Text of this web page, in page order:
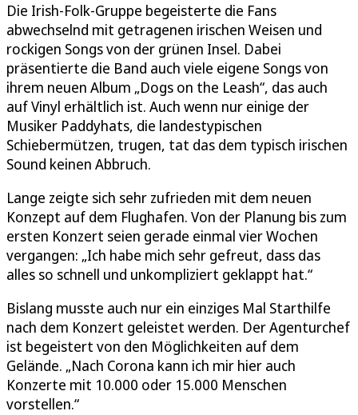
Die Irish-Folk-Gruppe begeisterte die Fans
abwechselnd mit getragenen irischen Weisen und
rockigen Songs von der grünen Insel. Dabei
präsentierte die Band auch viele eigene Songs von
ihrem neuen Album „Dogs on the Leash“, das auch
auf Vinyl erhältlich ist. Auch wenn nur einige der
Musiker Paddyhats, die landestypischen
Schiebermützen, trugen, tat das dem typisch irischen
Sound keinen Abbruch.
Lange zeigte sich sehr zufrieden mit dem neuen
Konzept auf dem Flughafen. Von der Planung bis zum
ersten Konzert seien gerade einmal vier Wochen
vergangen: „Ich habe mich sehr gefreut, dass das
alles so schnell und unkompliziert geklappt hat.“
Bislang musste auch nur ein einziges Mal Starthilfe
nach dem Konzert geleistet werden. Der Agenturchef
ist begeistert von den Möglichkeiten auf dem
Gelände. „Nach Corona kann ich mir hier auch
Konzerte mit 10.000 oder 15.000 Menschen
vorstellen.“